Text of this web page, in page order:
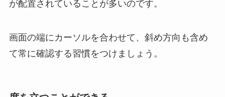
が配置されていることが多いのです。
画面の端にカーソルを合わせて、斜め方向も含め
て常に確認する習慣をつけましょう。